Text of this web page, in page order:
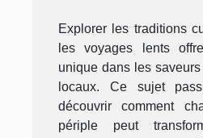
Explorer les traditions
les voyages lents
unique dans les
locaux. Ce sujet
découvrir comment
périple peut